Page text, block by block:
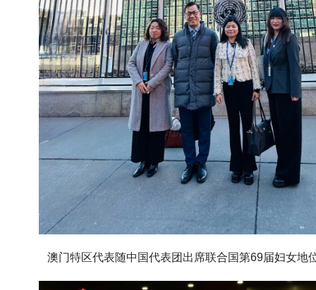
澳门特区代表随中国代表团出席联合国第69届妇女地